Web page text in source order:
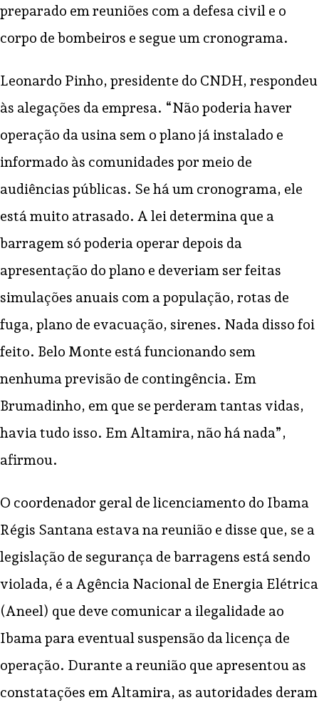
preparado em reuniões com a defesa civil e o
corpo de bombeiros e segue um cronograma.
Leonardo Pinho, presidente do CNDH, respondeu
às alegações da empresa. “Não poderia haver
operação da usina sem o plano já instalado e
informado às comunidades por meio de
audiências públicas. Se há um cronograma, ele
está muito atrasado. A lei determina que a
barragem só poderia operar depois da
apresentação do plano e deveriam ser feitas
simulações anuais com a população, rotas de
fuga, plano de evacuação, sirenes. Nada disso foi
feito. Belo Monte está funcionando sem
nenhuma previsão de contingência. Em
Brumadinho, em que se perderam tantas vidas,
havia tudo isso. Em Altamira, não há nada”,
afirmou.
O coordenador geral de licenciamento do Ibama
Régis Santana estava na reunião e disse que, se a
legislação de segurança de barragens está sendo
violada, é a Agência Nacional de Energia Elétrica
(Aneel) que deve comunicar a ilegalidade ao
Ibama para eventual suspensão da licença de
operação. Durante a reunião que apresentou as
constatações em Altamira, as autoridades deram